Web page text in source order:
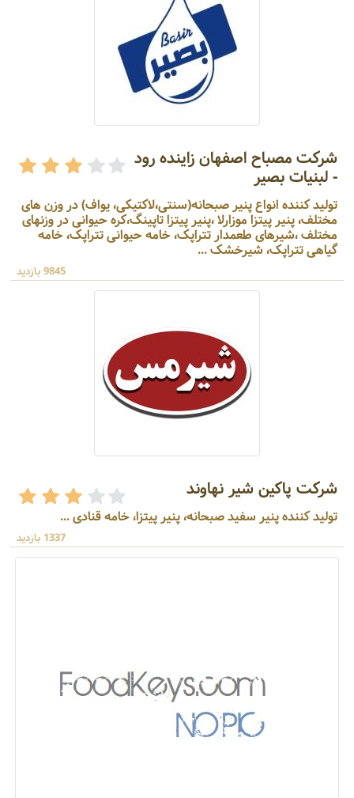
شرکت مصباح اصفهان زاینده رود
- لبنیات بصیر
تولید کننده انواع پنیر صبحانه(سنتی،لاکتیکی، یواف) در وزن های
مختلف، پنیر پیتزا موزارلا ،پنیر پیتزا تاپینگ،کره حیوانی در وزنهای
مختلف ،شیرهای طعمدار تتراپک، خامه حیوانی تتراپک، خامه
گیاهی تتراپک، شیرخشک ...
9845 بازدید
شرکت پاکین شیر نهاوند
تولید کننده پنیر سفید صبحانه، پنیر پیتزا، خامه قنادی ...
1337 بازدید